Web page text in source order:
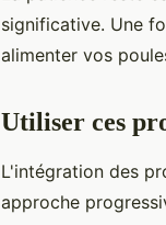
significative. Une
alimenter vos
Utiliser ces
L'intégration des
approche